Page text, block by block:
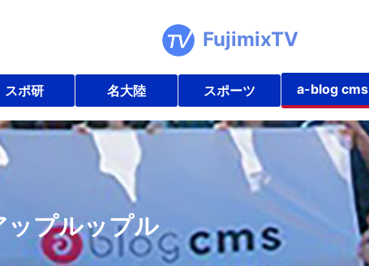
FujimixTV
スポ研 名大陸 スポーツ a-blog cms
プルップル